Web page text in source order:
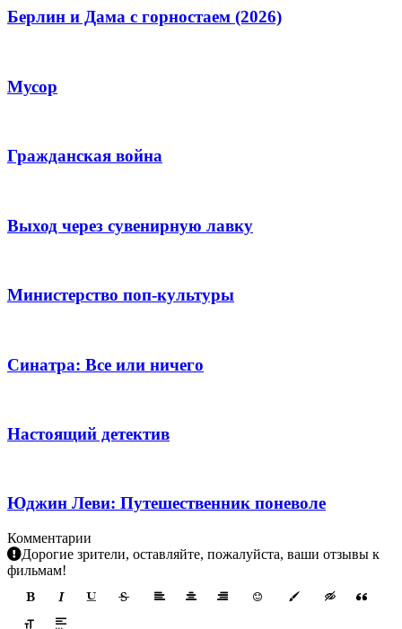
Берлин и Дама с горностаем (2026)
Мусор
Гражданская война
Выход через сувенирную лавку
Министерство поп-культуры
Синатра: Все или ничего
Настоящий детектив
Юджин Леви: Путешественник поневоле
Комментарии
Дорогие зрители, оставляйте, пожалуйста, ваши отзывы к
фильмам!